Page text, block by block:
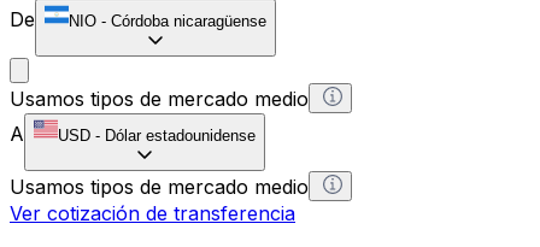
De
NIO - Córdoba nicaragüense
Usamos tipos de mercado medio
A
USD - Dólar estadounidense
Usamos tipos de mercado medio
Ver cotización de transferencia